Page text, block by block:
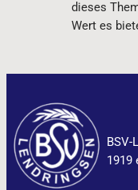
dieses
Wert es
BSV-
1919